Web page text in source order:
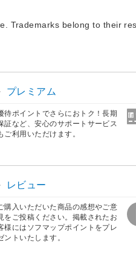
Trademarks belong to their
プレミアム
待ポイントでさらにおトク！長期
証など、安心のサポートサービス
ご利用いただけます。
レビュー
購入いただいた商品の感想やご意
をご投稿ください。掲載されたお
様にはソフマップポイントをプレ
ントいたします。